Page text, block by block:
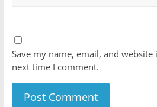
Save my name, email, and
next time I comment.